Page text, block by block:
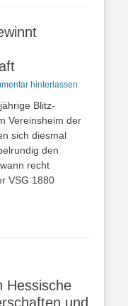
hinterlassen
Blitz-
Vereinsheim der
sich diesmal
den
recht
VSG 1880
Hessische
und